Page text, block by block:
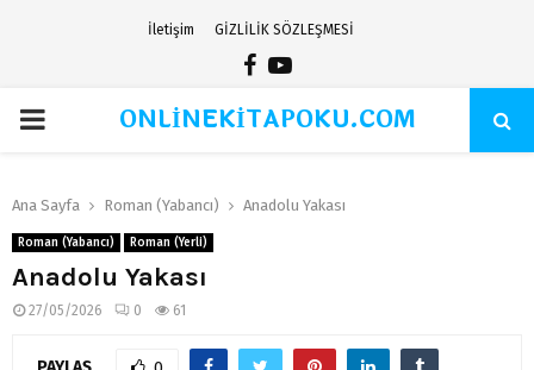
İletişim GİZLİLİK SÖZLEŞMESİ
Facebook
Youtube
PRIMARYONLİNEKİTAPOKU.COM
Ana Sayfa Roman (Yabancı) Anadolu Yakası
Roman (Yabancı) Roman (Yerli)
Anadolu Yakası
27/05/2026 0 61